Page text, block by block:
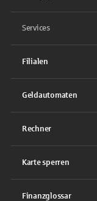
Services
Filialen
Geldautomaten
Rechner
Karte sperren
Finanzglossar